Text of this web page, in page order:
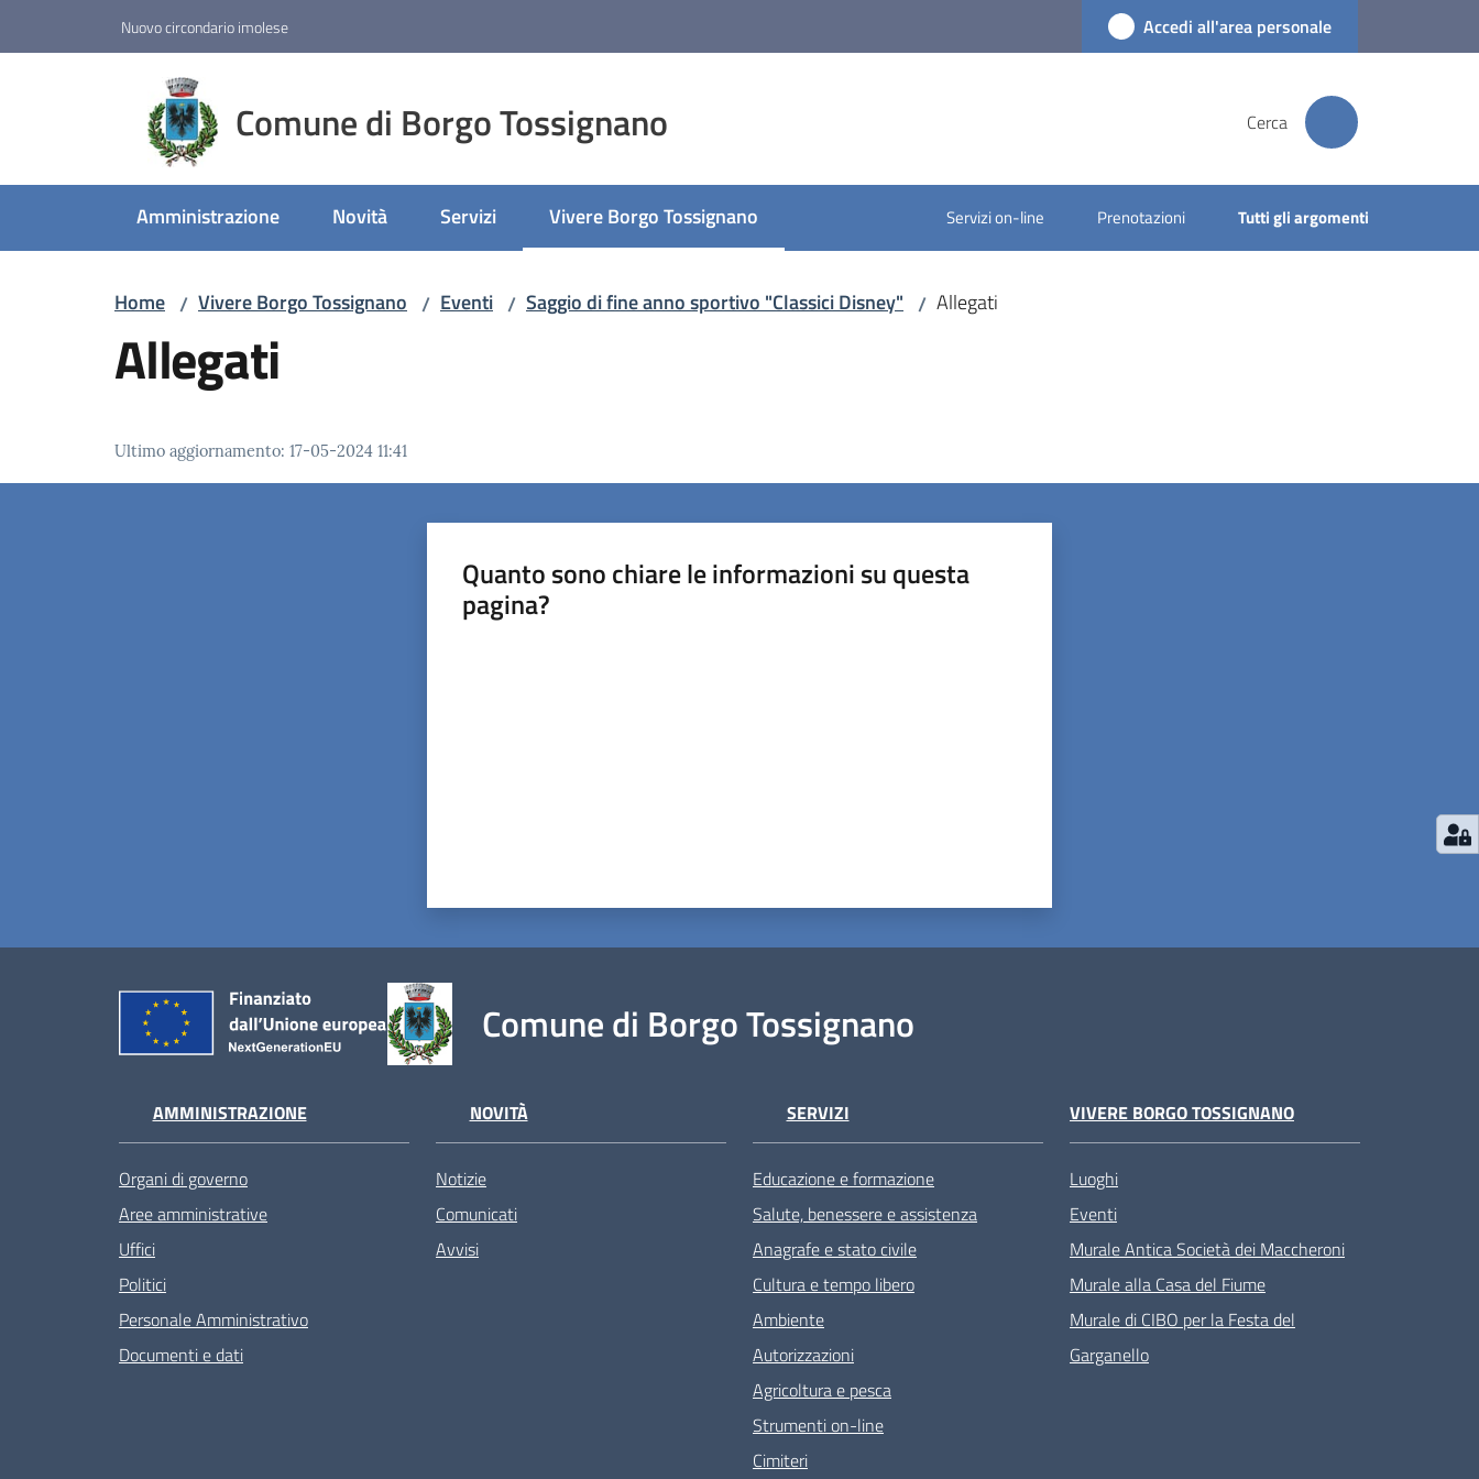
Nuovo circondario imolese Accedi all'area personale
Comune di Borgo Tossignano Cerca
Amministrazione Novità Servizi Vivere Borgo Tossignano
Menu selezionato Servizi on-line Prenotazioni Tutti gli argomenti
Home / Vivere Borgo Tossignano / Eventi / Saggio di fine anno sportivo "Classici Disney" / Allegati
Allegati
Ultimo aggiornamento: 17-05-2024 11:41
Quanto sono chiare le informazioni su questa
pagina?
Comune di Borgo Tossignano
AMMINISTRAZIONE
Organi di governo
Aree amministrative
Uffici
Politici
Personale Amministrativo
Documenti e dati
NOVITÀ
Notizie
Comunicati
Avvisi
SERVIZI
Educazione e formazione
Salute, benessere e assistenza
Anagrafe e stato civile
Cultura e tempo libero
Ambiente
Autorizzazioni
Agricoltura e pesca
Strumenti on-line
Cimiteri
VIVERE BORGO TOSSIGNANO
Luoghi
Eventi
Murale Antica Società dei Maccheroni
Murale alla Casa del Fiume
Murale di CIBO per la Festa del
Garganello